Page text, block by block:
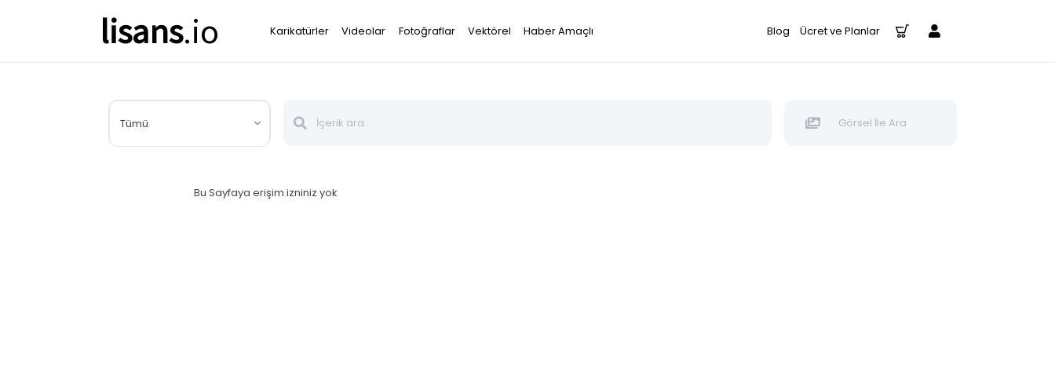
lisans.io Karikatürler Videolar Fotoğraflar Vektörel Haber Amaçlı Blog Ücret ve Planlar
Tümü Görsel İle Ara
Bu Sayfaya erişim izniniz yok